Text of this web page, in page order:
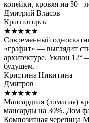
копейки, кровля на 50+
Дмитрий Власов
Красногорск
★★★★★
Современный
«графит» — выглядит
архитектуре. Уклон 12°
будущем.
Кристина Никитина
Дмитров
★★★★★
Мансардная (ломаная)
мансарды на 30%. Дом
Композитная черепица